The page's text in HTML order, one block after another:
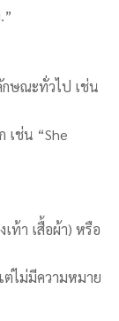
กษณะทั่วไป เช่น
เช่น “She
ท้า เสื้อผ้า) หรือ
ต่ไม่มีความหมาย